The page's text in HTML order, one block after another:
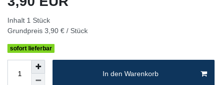
Inhalt 1 Stück
Grundpreis 3,90 € / Stück
sofort lieferbar
In den Warenkorb